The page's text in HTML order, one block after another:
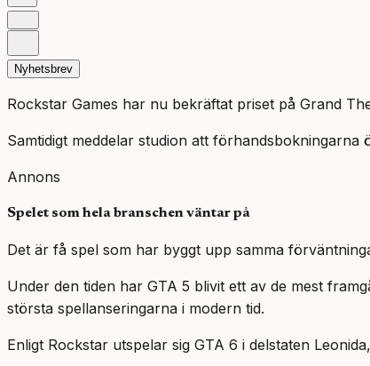
Nyhetsbrev
Rockstar Games har nu bekräftat priset på Grand
Samtidigt meddelar studion att
Annons
Spelet som hela branschen väntar på
Det är få spel som har byggt upp samma
Under den tiden har GTA 5 blivit ett av de mest
största spellanseringarna i modern tid.
Enligt Rockstar utspelar sig GTA 6 i delstaten